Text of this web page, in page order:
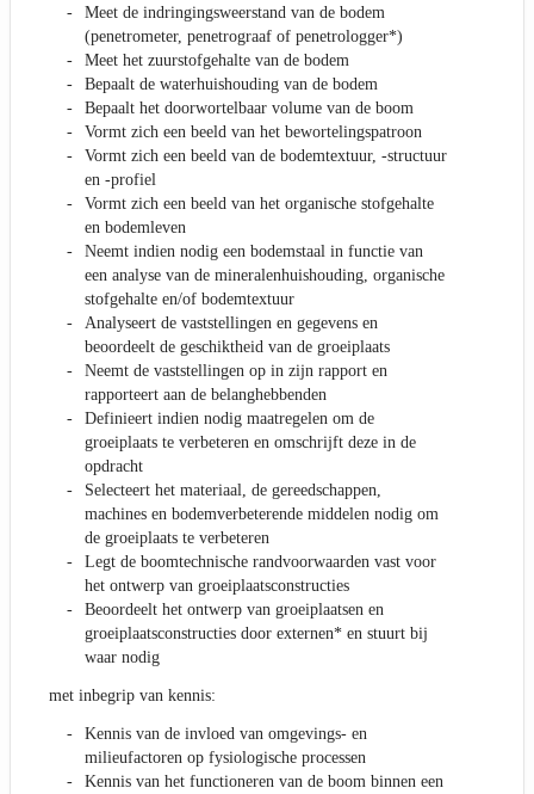
Meet de indringingsweerstand van de bodem
(penetrometer, penetrograaf of penetrologger*)
Meet het zuurstofgehalte van de bodem
Bepaalt de waterhuishouding van de bodem
Bepaalt het doorwortelbaar volume van de boom
Vormt zich een beeld van het bewortelingspatroon
Vormt zich een beeld van de bodemtextuur, -structuur
en -profiel
Vormt zich een beeld van het organische stofgehalte
en bodemleven
Neemt indien nodig een bodemstaal in functie van
een analyse van de mineralenhuishouding, organische
stofgehalte en/of bodemtextuur
Analyseert de vaststellingen en gegevens en
beoordeelt de geschiktheid van de groeiplaats
Neemt de vaststellingen op in zijn rapport en
rapporteert aan de belanghebbenden
Definieert indien nodig maatregelen om de
groeiplaats te verbeteren en omschrijft deze in de
opdracht
Selecteert het materiaal, de gereedschappen,
machines en bodemverbeterende middelen nodig om
de groeiplaats te verbeteren
Legt de boomtechnische randvoorwaarden vast voor
het ontwerp van groeiplaatsconstructies
Beoordeelt het ontwerp van groeiplaatsen en
groeiplaatsconstructies door externen* en stuurt bij
waar nodig
met inbegrip van kennis:
Kennis van de invloed van omgevings- en
milieufactoren op fysiologische processen
Kennis van het functioneren van de boom binnen een